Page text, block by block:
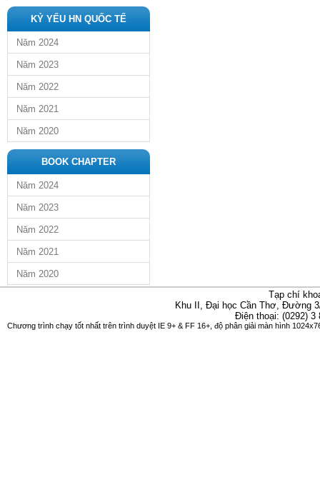
KỶ YẾU HN QUỐC TẾ
Năm 2024
Năm 2023
Năm 2022
Năm 2021
Năm 2020
BOOK CHAPTER
Năm 2024
Năm 2023
Năm 2022
Năm 2021
Năm 2020
Tạp chí
Khu II, Đại học Cần Thơ, Đường
Điện thoại: (0292)
Chương trình chạy tốt nhất trên trình duyệt IE 9+ & FF 16+, độ phân giải màn hình